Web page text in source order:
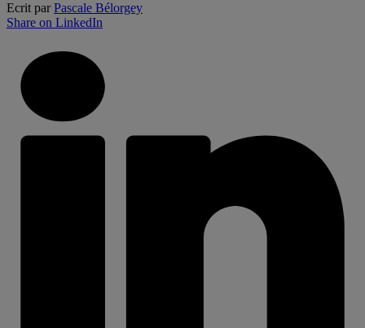
Ecrit parPascale Bélorgey
Share on LinkedIn